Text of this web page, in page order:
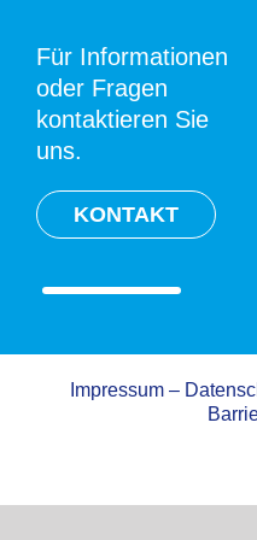
Für Informationen
oder Fragen
kontaktieren Sie
uns.
KONTAKT
Impressum –